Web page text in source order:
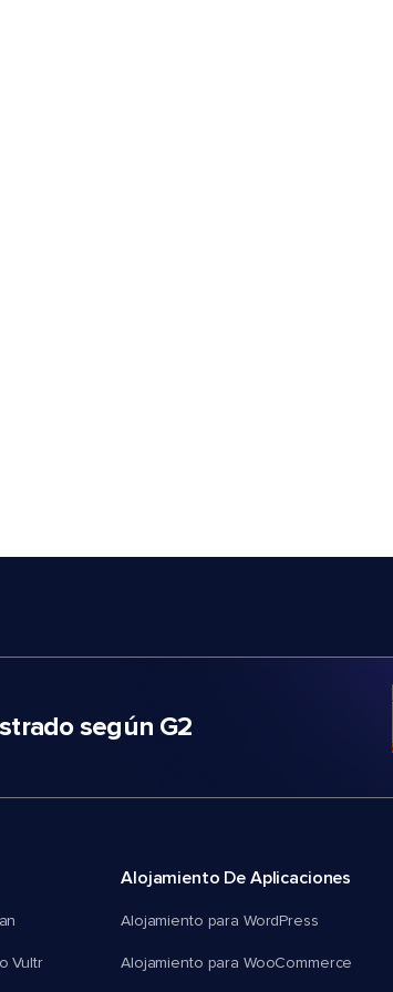
según G2
Vultr
Alojamiento De Aplicaciones
Alojamiento para WordPress
Alojamiento para WooCommerce